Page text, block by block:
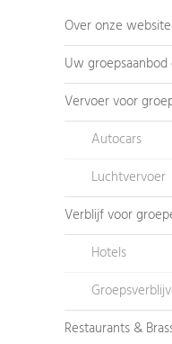
Over onze website
Uw
Vervoer voor
Autocars
Luchtvervoer
Verblijf voor
Hotels
Restaurants &